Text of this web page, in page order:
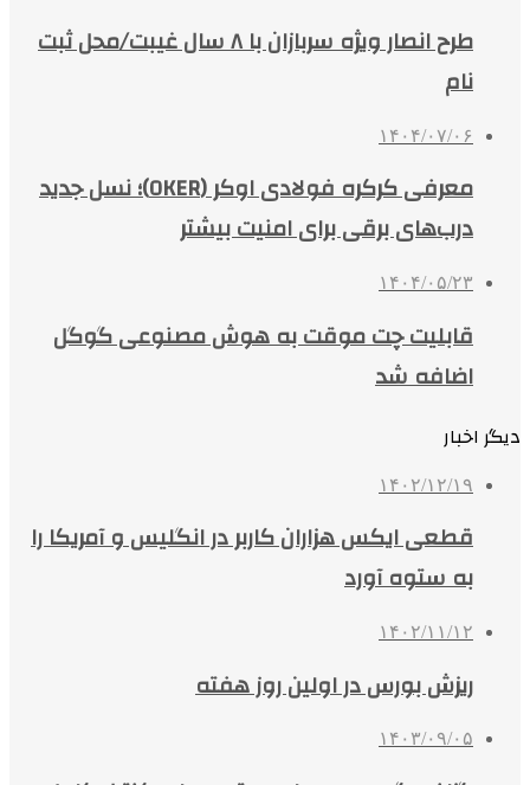
طرح انصار ویژه سربازان با ۸ سال غیبت/محل ثبت
نام
۱۴۰۴/۰۷/۰۶
معرفی کرکره فولادی اوکر (OKER)؛ نسل جدید
درب‌های برقی برای امنیت بیشتر
۱۴۰۴/۰۵/۲۳
قابلیت چت موقت به هوش مصنوعی گوگل
اضافه شد
دیگر اخبار
۱۴۰۲/۱۲/۱۹
قطعی ایکس هزاران کاربر در انگلیس و آمریکا را
به ستوه آورد
۱۴۰۲/۱۱/۱۲
ریزش بورس در اولین روز هفته
۱۴۰۳/۰۹/۰۵